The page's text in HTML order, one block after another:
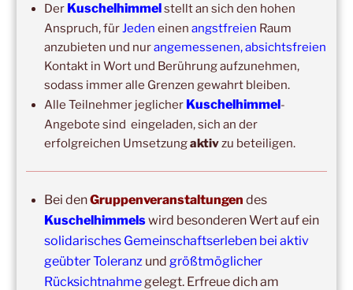
Ich bin
Erlaubst du die zweckgebundene Speicherung und
Verarbeitung deiner Daten gemäß DS-GVO?
Mit der Anmeldung akzeptiere ich die Regeln zur
Privatsphäre dieser Seite.
Der Kuschelhimmelstellt an sich den hohen
Anspruch, fürJeden einen angstfreien Raum
anzubieten und nurangemessenen, absichtsfreien
Kontakt in Wort und Berührung aufzunehmen,
sodass immer alle Grenzen gewahrt bleiben.
Alle Teilnehmer jeglicher Kuschelhimmel-
Angebote sind eingeladen, sich an der
erfolgreichen Umsetzungaktivzu beteiligen.
Bei denGruppenveranstaltungen des
Kuschelhimmelswird besonderen Wert auf ein
solidarisches Gemeinschaftserleben bei aktiv
geübter Toleranz und größtmöglicher
Rücksichtnahmegelegt. Erfreue dich am